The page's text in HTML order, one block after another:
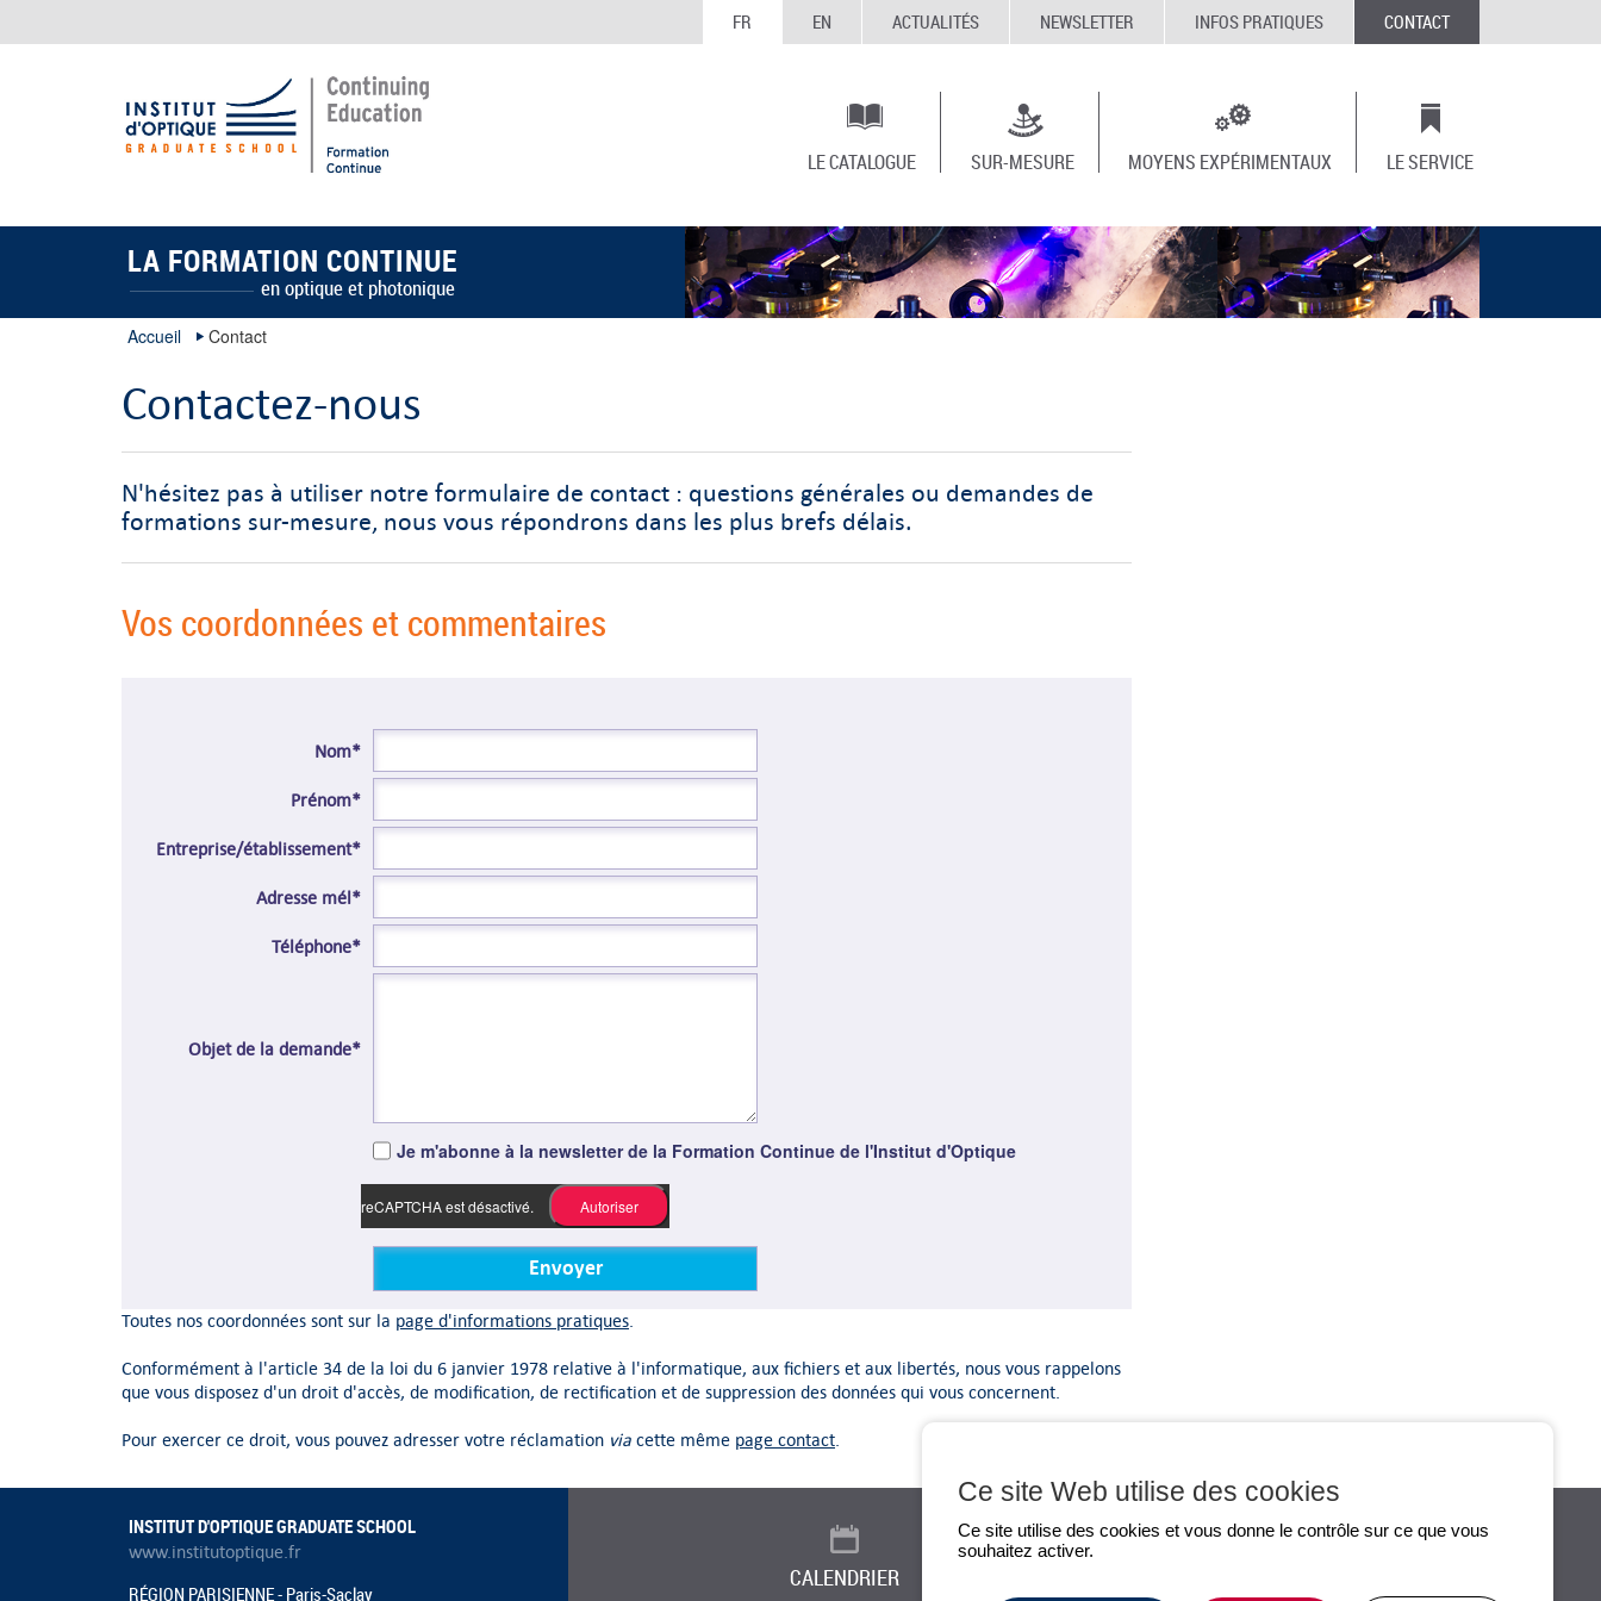
FR EN ACTUALITÉS NEWSLETTER INFOS PRATIQUES CONTACT
LE CATALOGUE SUR-MESURE MOYENS EXPÉRIMENTAUX LE SERVICE
LA FORMATION CONTINUE
en optique et photonique
Accueil Contact
Contactez-nous
N'hésitez pas à utiliser notre formulaire de contact : questions générales ou demandes de
formations sur-mesure, nous vous répondrons dans les plus brefs délais.
Vos coordonnées et commentaires
Nom*
Prénom*
Entreprise/établissement*
Adresse mél*
Téléphone*
Objet de la demande*
Je m'abonne à la newsletter de la Formation Continue de l'Institut d'Optique
reCAPTCHA est désactivé. Autoriser
Toutes nos coordonnées sont sur la page d'informations pratiques
Conformément à l'article 34 de la loi du 6 janvier 1978 relative à l'informatique, aux fichiers et aux libertés, nous vous rappelons
que vous disposez d'un droit d'accès, de modification, de rectification et de suppression des données qui vous concernent.
Pour exercer ce droit, vous pouvez adresser votre réclamation via cette même page contact
INSTITUT D'OPTIQUE GRADUATE SCHOOL
www.institutoptique.fr
RÉGION PARISIENNE - Paris-Saclay
CALENDRIER
Ce site Web utilise des cookies
Ce site utilise des cookies et vous donne le contrôle sur ce que vous
souhaitez activer.